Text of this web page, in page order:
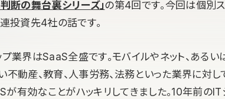
断の舞台裏シリーズ」の第4回です。今回は個別ス
投資先4社の話です。
業界はSaaS全盛です。モバイルやネット、ある
動産、教育、人事労務、法務といった業界に対し
が有効なことがハッキリしてきました。10年前の